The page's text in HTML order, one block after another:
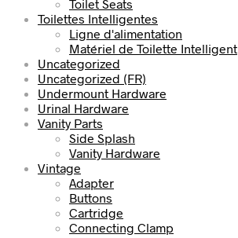
Toilet Seats
Toilettes Intelligentes
Ligne d'alimentation
Matériel de Toilette Intelligent
Uncategorized
Uncategorized (FR)
Undermount Hardware
Urinal Hardware
Vanity Parts
Side Splash
Vanity Hardware
Vintage
Adapter
Buttons
Cartridge
Connecting Clamp